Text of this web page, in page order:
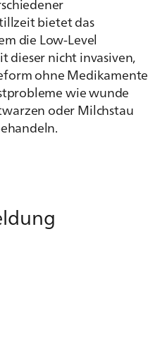
bietet das
die Low-Level
dieser nicht invasiven,
ohne Medikamente
wie wunde
oder Milchstau